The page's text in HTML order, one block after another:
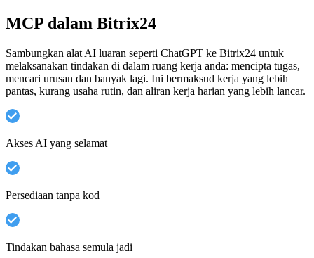
MCP dalam Bitrix24
Sambungkan alat AI luaran seperti ChatGPT ke Bitrix24 untuk
melaksanakan tindakan di dalam ruang kerja anda: mencipta tugas,
mencari urusan dan banyak lagi. Ini bermaksud kerja yang lebih
pantas, kurang usaha rutin, dan aliran kerja harian yang lebih lancar.
Akses AI yang selamat
Persediaan tanpa kod
Tindakan bahasa semula jadi